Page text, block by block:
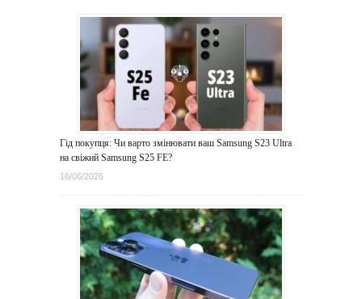
Гід покупця: Чи варто змінювати ваш Samsung S23 Ultra
на свіжий Samsung S25 FE?
16/06/2026